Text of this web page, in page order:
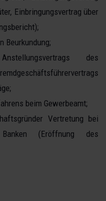
Einbringungsvertrag über
Beurkundung;
des
beim Gewerbeamt;
Vertretung bei
(Eröffnung des